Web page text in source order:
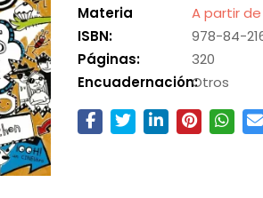
Materia
A partir de
ISBN:
978-84-
Páginas:
320
Encuadernación:Otros